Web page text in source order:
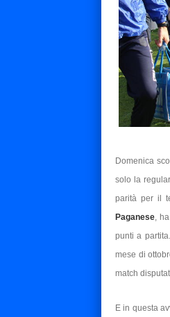
Domenica
solo la
parità per il
Paganese,
punti a
mese di
match
E in questa